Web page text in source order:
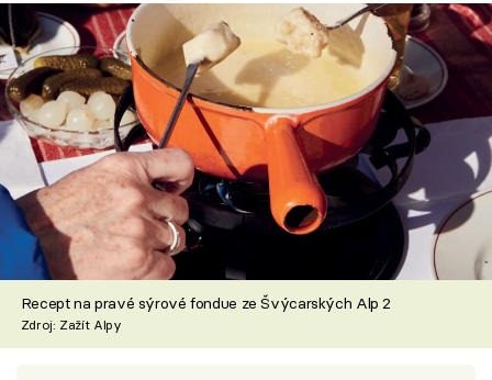
Recept na pravé sýrové fondue ze Švýcarských Alp 2
Zdroj: Zažít Alpy